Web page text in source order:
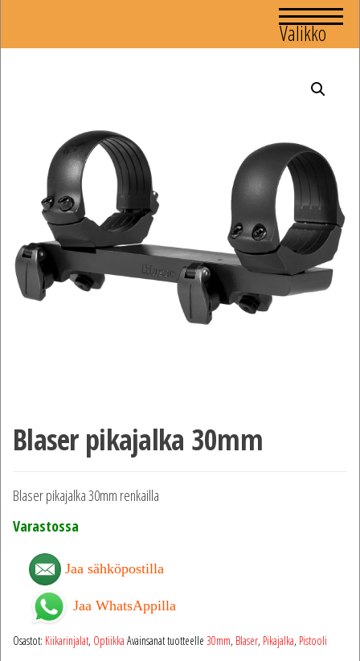
Valikko
Blaser pikajalka 30mm
Blaser pikajalka 30mm renkailla
Varastossa
Jaa sähköpostilla
Jaa WhatsAppilla
Osastot: Kiikarinjalat, Optiikka Avainsanat tuotteelle 30mm, Blaser, Pikajalka, Pistooli